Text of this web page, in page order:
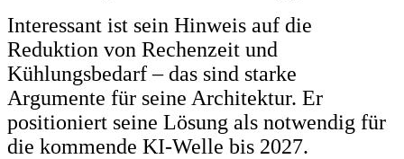
Interessant ist sein Hinweis auf die
Reduktion von Rechenzeit und
Kühlungsbedarf – das sind starke
Argumente für seine Architektur. Er
positioniert seine Lösung als notwendig für
die kommende KI-Welle bis 2027.